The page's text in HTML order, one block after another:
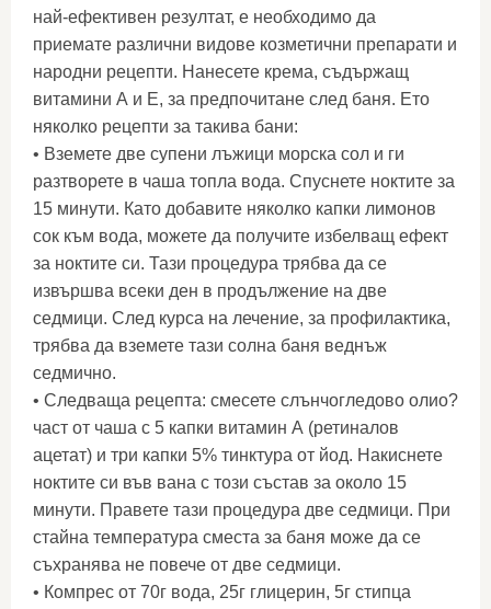
най-ефективен резултат, е необходимо да
приемате различни видове козметични препарати и
народни рецепти. Нанесете крема, съдържащ
витамини А и Е, за предпочитане след баня. Ето
няколко рецепти за такива бани:
• Вземете две супени лъжици морска сол и ги
разтворете в чаша топла вода. Спуснете ноктите за
15 минути. Като добавите няколко капки лимонов
сок към вода, можете да получите избелващ ефект
за ноктите си. Тази процедура трябва да се
извършва всеки ден в продължение на две
седмици. След курса на лечение, за профилактика,
трябва да вземете тази солна баня веднъж
седмично.
• Следваща рецепта: смесете слънчогледово олио?
част от чаша с 5 капки витамин А (ретиналов
ацетат) и три капки 5% тинктура от йод. Накиснете
ноктите си във вана с този състав за около 15
минути. Правете тази процедура две седмици. При
стайна температура сместа за баня може да се
съхранява не повече от две седмици.
• Компрес от 70г вода, 25г глицерин, 5г стипца